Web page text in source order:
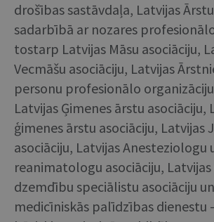
drošības sastāvdaļa, Latvijas
sadarbībā ar nozares
tostarp Latvijas Māsu asociāciju,
Vecmāšu asociāciju, Latvijas
personu profesionālo
Latvijas Ģimenes ārstu asociāciju,
ģimenes ārstu asociāciju, Latvijas
asociāciju, Latvijas Anesteziologu
reanimatologu asociāciju,
dzemdību speciālistu asociāciju
medicīniskās palīdzības dienestu